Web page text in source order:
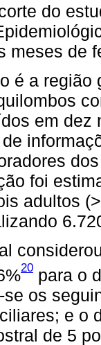
do
meses de
é a região
em dez
foi
adultos
20 para o
os
e o
de 5